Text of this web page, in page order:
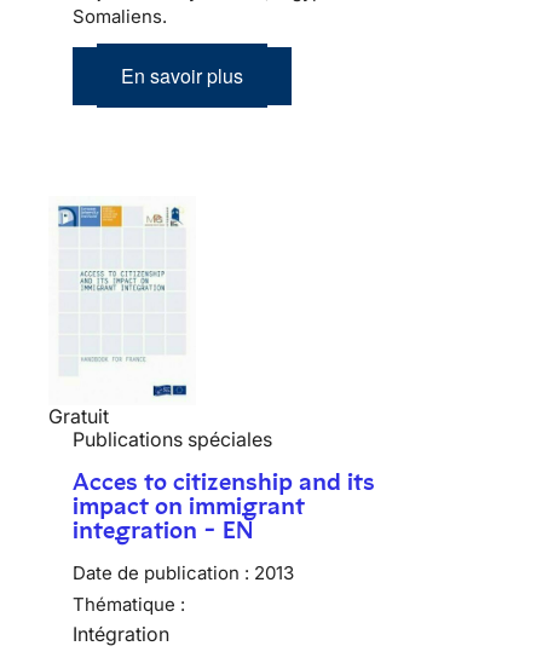
Somaliens.
En savoir plus
Gratuit
Publications spéciales
Acces to citizenship and its
impact on immigrant
integration - EN
Date de publication : 2013
Thématique :
Intégration